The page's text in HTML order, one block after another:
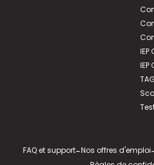
FAQ et support-Nos offres d'emploi